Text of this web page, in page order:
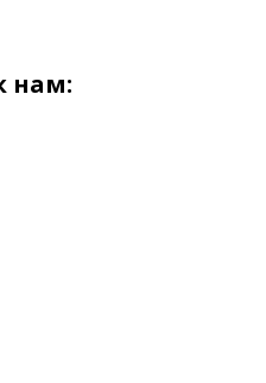
нам: